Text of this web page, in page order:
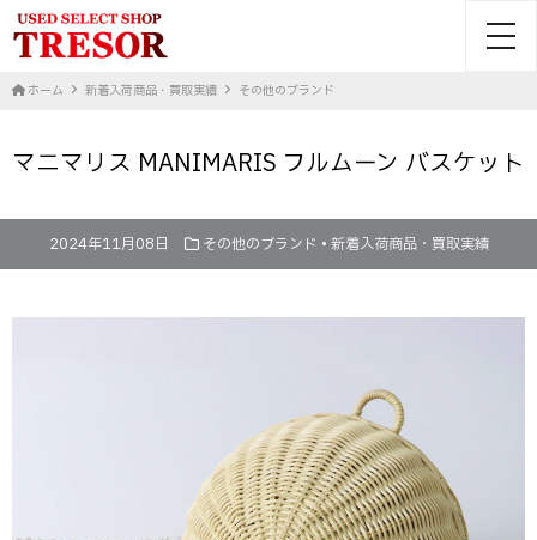
ホーム 新着入荷商品・買取実績 その他のブランド
マニマリス MANIMARIS フルムーン バスケット
2024年11月08日 その他のブランド • 新着入荷商品・買取実績